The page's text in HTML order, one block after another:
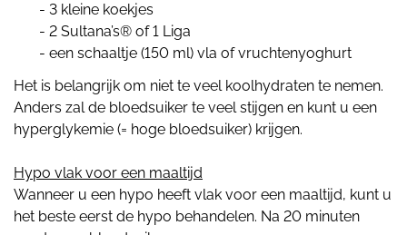
- 3 kleine koekjes
- 2 Sultana’s® of 1 Liga
- een schaaltje (150 ml) vla of vruchtenyoghurt
Het is belangrijk om niet te veel koolhydraten te nemen.
Anders zal de bloedsuiker te veel stijgen en kunt u een
hyperglykemie (= hoge bloedsuiker) krijgen.
Hypo vlak voor een maaltijd
Wanneer u een hypo heeft vlak voor een maaltijd, kunt u
het beste eerst de hypo behandelen. Na 20 minuten